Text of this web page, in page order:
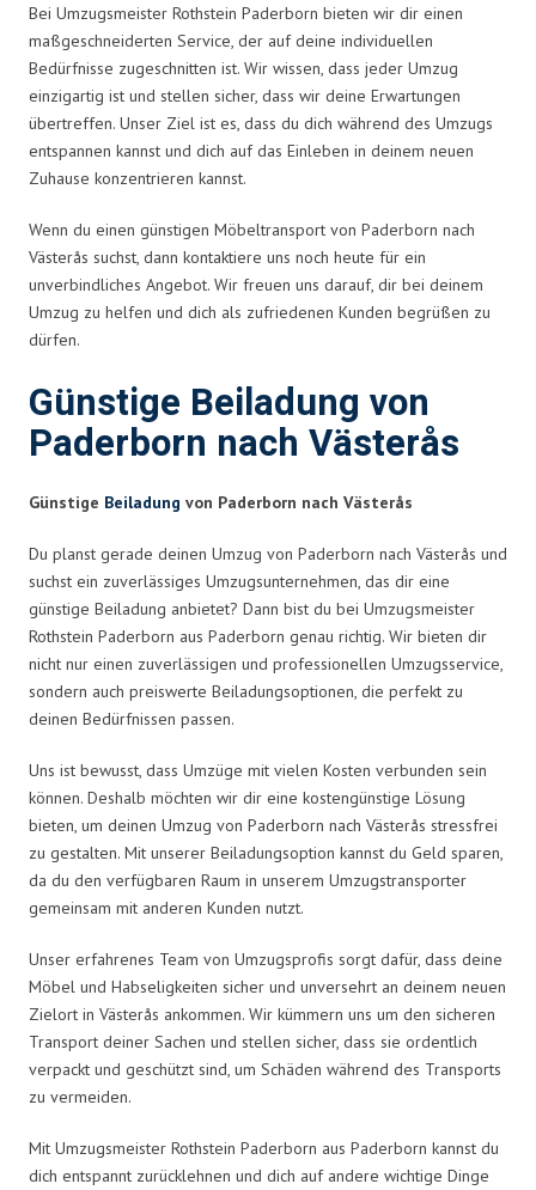
Bei Umzugsmeister Rothstein Paderborn bieten wir dir einen
maßgeschneiderten Service, der auf deine individuellen
Bedürfnisse zugeschnitten ist. Wir wissen, dass jeder Umzug
einzigartig ist und stellen sicher, dass wir deine Erwartungen
übertreffen. Unser Ziel ist es, dass du dich während des Umzugs
entspannen kannst und dich auf das Einleben in deinem neuen
Zuhause konzentrieren kannst.
Wenn du einen günstigen Möbeltransport von Paderborn nach
Västerås suchst, dann kontaktiere uns noch heute für ein
unverbindliches Angebot. Wir freuen uns darauf, dir bei deinem
Umzug zu helfen und dich als zufriedenen Kunden begrüßen zu
dürfen.
Günstige Beiladung von
Paderborn nach Västerås
Günstige Beiladung von Paderborn nach Västerås
Du planst gerade deinen Umzug von Paderborn nach Västerås und
suchst ein zuverlässiges Umzugsunternehmen, das dir eine
günstige Beiladung anbietet? Dann bist du bei Umzugsmeister
Rothstein Paderborn aus Paderborn genau richtig. Wir bieten dir
nicht nur einen zuverlässigen und professionellen Umzugsservice,
sondern auch preiswerte Beiladungsoptionen, die perfekt zu
deinen Bedürfnissen passen.
Uns ist bewusst, dass Umzüge mit vielen Kosten verbunden sein
können. Deshalb möchten wir dir eine kostengünstige Lösung
bieten, um deinen Umzug von Paderborn nach Västerås stressfrei
zu gestalten. Mit unserer Beiladungsoption kannst du Geld sparen,
da du den verfügbaren Raum in unserem Umzugstransporter
gemeinsam mit anderen Kunden nutzt.
Unser erfahrenes Team von Umzugsprofis sorgt dafür, dass deine
Möbel und Habseligkeiten sicher und unversehrt an deinem neuen
Zielort in Västerås ankommen. Wir kümmern uns um den sicheren
Transport deiner Sachen und stellen sicher, dass sie ordentlich
verpackt und geschützt sind, um Schäden während des Transports
zu vermeiden.
Mit Umzugsmeister Rothstein Paderborn aus Paderborn kannst du
dich entspannt zurücklehnen und dich auf andere wichtige Dinge